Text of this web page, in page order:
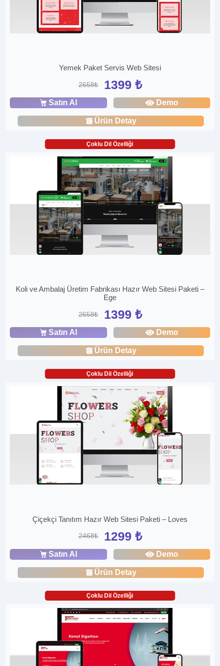
Yemek Paket Servis Web Sitesi
2658₺ 1399 ₺
Satın Al Demo
Ürün Detay
Çoklu Dil Özelliği
Koli ve Ambalaj Üretim Fabrikası Hazır Web Sitesi Paketi –
Ege
2658₺ 1399 ₺
Satın Al Demo
Ürün Detay
Çoklu Dil Özelliği
Çiçekçi Tanıtım Hazır Web Sitesi Paketi – Loves
2468₺ 1299 ₺
Satın Al Demo
Ürün Detay
Çoklu Dil Özelliği